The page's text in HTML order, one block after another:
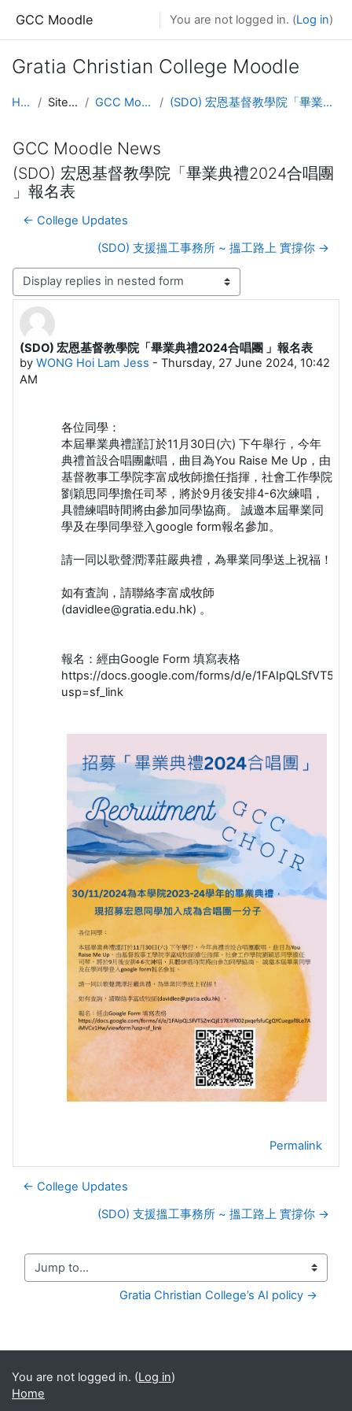
GCC Moodle You are not logged in. (Log in)
Gratia Christian College Moodle
Home Site pages GCC Moodle News (SDO) 宏恩基督教學院「畢業典禮2024合唱團 」報名表
GCC Moodle News
(SDO) 宏恩基督教學院「畢業典禮2024合唱團
」報名表
← College Updates
(SDO) 支援搵工事務所 ~ 搵工路上 實撐你 →
Display mode
(SDO) 宏恩基督教學院「畢業典禮2024合唱團 」報名表
by WONG Hoi Lam Jess - Thursday, 27 June 2024, 10:42
AM
Number of replies: 0
各位同學：
本屆畢業典禮謹訂於11月30日(六) 下午舉行，今年
典禮首設合唱團獻唱，曲目為You Raise Me Up，由
基督教事工學院李富成牧師擔任指揮，社會工作學院
劉穎思同學擔任司琴，將於9月後安排4-6次練唱，
具體練唱時間將由參加同學協商。 誠邀本屆畢業同
學及在學同學登入google form報名參加。
請一同以歌聲潤澤莊嚴典禮，為畢業同學送上祝福！
如有査詢，請聯絡李富成牧師
(davidlee@gratia.edu.hk) 。
報名：經由Google Form 填寫表格
https://docs.google.com/forms/d/e/
usp=sf_link
Permalink
← College Updates
(SDO) 支援搵工事務所 ~ 搵工路上 實撐你 →
Jump to...
Gratia Christian College’s AI policy →
You are not logged in. (Log in)
Home